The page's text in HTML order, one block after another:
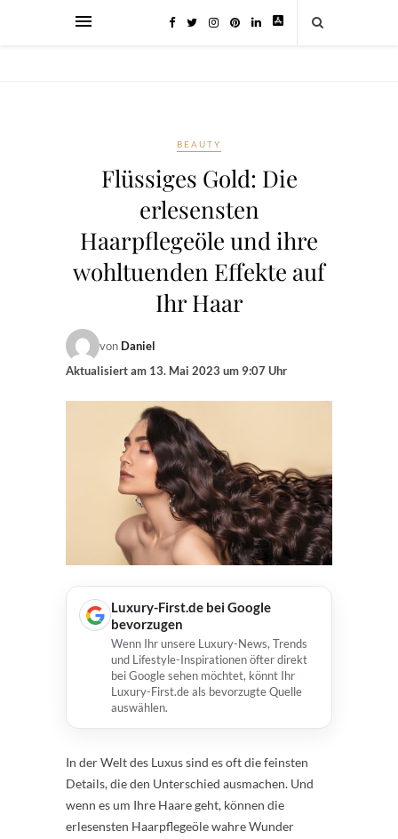
BEAUTY
Flüssiges Gold: Die
erlesensten
Haarpflegeöle und ihre
wohltuenden Effekte auf
Ihr Haar
von Daniel
Aktualisiert am 13. Mai 2023 um 9:07 Uhr
Luxury-First.de bei Google
bevorzugen
Wenn Ihr unsere Luxury-News, Trends
und Lifestyle-Inspirationen öfter direkt
bei Google sehen möchtet, könnt Ihr
Luxury-First.de als bevorzugte Quelle
auswählen.
In der Welt des Luxus sind es oft die feinsten
Details, die den Unterschied ausmachen. Und
wenn es um Ihre Haare geht, können die
erlesensten Haarpflegeöle wahre Wunder